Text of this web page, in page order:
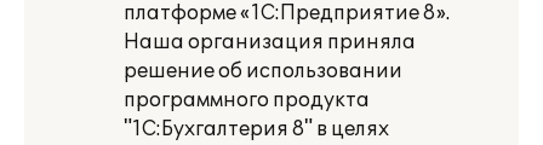
платформе «1С:Предприятие 8».
Наша организация приняла
решение об использовании
программного продукта
"1C:Бухгалтерия 8" в целях